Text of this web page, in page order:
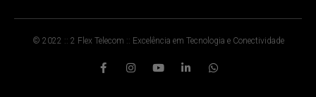
© 2022 :: 2 Flex Telecom :: Excelência em Tecnologia e Conectividade